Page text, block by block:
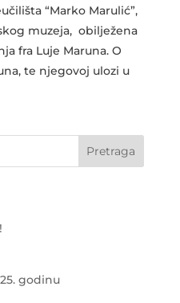
“Marko Marulić”,
muzeja, obilježena
fra Luje Maruna. O
te njegovoj ulozi u
Pretraga
godinu